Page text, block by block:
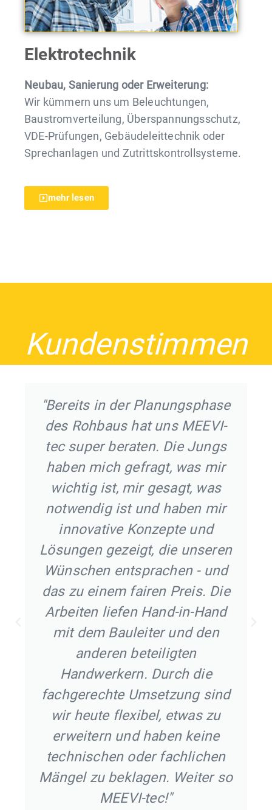
Elektrotechnik
Neubau, Sanierung oder Erweiterung:
Wir kümmern uns um Beleuchtungen,
Baustromverteilung, Überspannungsschutz,
VDE-Prüfungen, Gebäudeleittechnik oder
Sprechanlagen und Zutrittskontrollsysteme.
mehr lesen
Kundenstimmen
in der Planungsphase
hat uns MEEVI-
beraten. Die Jungs
mich gefragt, was mir
ist, mir gesagt, was
ist und haben mir
Konzepte und
gezeigt, die unseren
entsprachen - und
einem fairen Preis. Die
liefen Hand-in-Hand
Bauleiter und den
anderen beteiligten
Durch die
Umsetzung sind
flexibel, etwas zu
und haben keine
oder fachlichen
zu beklagen. Weiter so
wurden
die